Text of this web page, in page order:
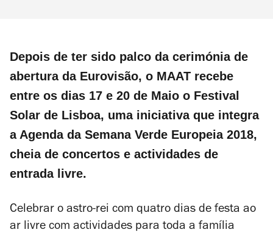
Depois de ter sido palco da cerimónia de
abertura da Eurovisão, o MAAT recebe
entre os dias 17 e 20 de Maio o Festival
Solar de Lisboa, uma iniciativa que integra
a Agenda da Semana Verde Europeia 2018,
cheia de concertos e actividades de
entrada livre.
Celebrar o astro-rei com quatro dias de festa ao
ar livre com actividades para toda a família